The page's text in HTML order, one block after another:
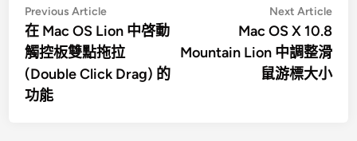
文
章
導
覽
Previous ArticlePrevious
article:
在 Mac OS Lion 中啓動
觸控板雙點拖拉
(Double Click Drag) 的
功能
Next Article
Mac OS X 10.8
Mountain Lion 中調整滑
鼠游標大小